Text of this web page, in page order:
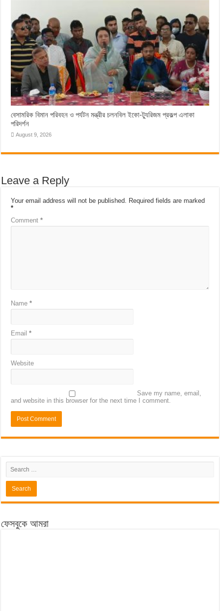
বেসামরিক বিমান পরিবহন ও পর্যটন মন্ত্রীর চলনবিল ইকো-ট্যুরিজম প্রকল্প এলাকা
পরিদর্শন
August 9, 2026
Leave a Reply
Your email address will not be published. Required fields are marked
*
Comment*
Name*
Email*
Website
Save my name, email,
and website in this browser for the next time I comment.
ফেসবুকে আমরা